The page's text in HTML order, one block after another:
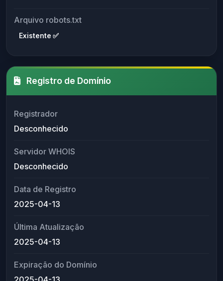
Arquivo robots.txt
Existente ✅
Registro de Domínio
Registrador
Desconhecido
Servidor WHOIS
Desconhecido
Data de Registro
2025-04-13
Última Atualização
2025-04-13
Expiração do Domínio